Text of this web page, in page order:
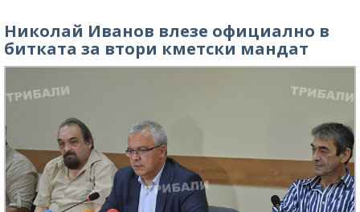
Николай Иванов влезе официално в
битката за втори кметски мандат